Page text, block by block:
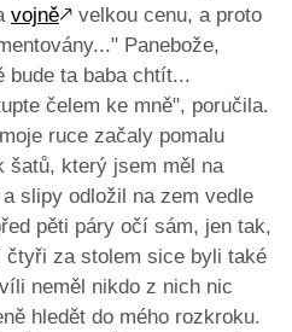
vojně🡕 velkou cenu, a proto
Panebože,
bude ta baba chtít...
čelem ke mně", poručila.
ruce začaly pomalu
šatů, který jsem měl na
slipy odložil na zem vedle
pěti páry očí sám, jen tak,
čtyři za stolem sice byli také
neměl nikdo z nich nic
hledět do mého rozkroku.